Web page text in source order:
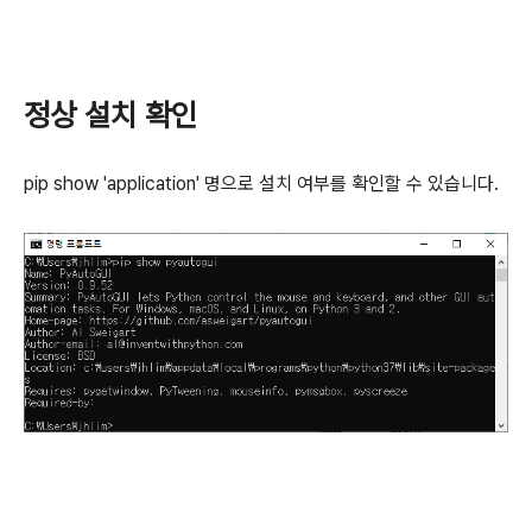
정상 설치 확인
pip show 'application' 명으로 설치 여부를 확인할 수 있습니다.